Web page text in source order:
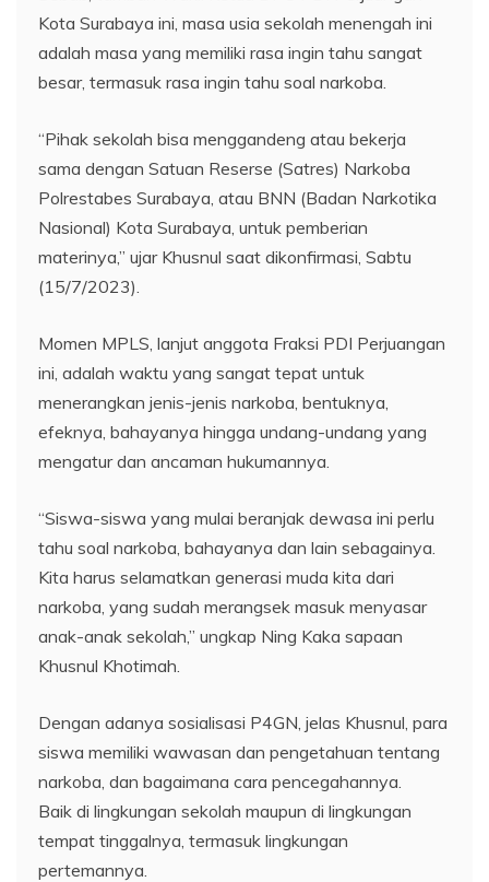
Kota Surabaya ini, masa usia sekolah menengah ini
adalah masa yang memiliki rasa ingin tahu sangat
besar, termasuk rasa ingin tahu soal narkoba.
“Pihak sekolah bisa menggandeng atau bekerja
sama dengan Satuan Reserse (Satres) Narkoba
Polrestabes Surabaya, atau BNN (Badan Narkotika
Nasional) Kota Surabaya, untuk pemberian
materinya,” ujar Khusnul saat dikonfirmasi, Sabtu
(15/7/2023).
Momen MPLS, lanjut anggota Fraksi PDI Perjuangan
ini, adalah waktu yang sangat tepat untuk
menerangkan jenis-jenis narkoba, bentuknya,
efeknya, bahayanya hingga undang-undang yang
mengatur dan ancaman hukumannya.
“Siswa-siswa yang mulai beranjak dewasa ini perlu
tahu soal narkoba, bahayanya dan lain sebagainya.
Kita harus selamatkan generasi muda kita dari
narkoba, yang sudah merangsek masuk menyasar
anak-anak sekolah,” ungkap Ning Kaka sapaan
Khusnul Khotimah.
Dengan adanya sosialisasi P4GN, jelas Khusnul, para
siswa memiliki wawasan dan pengetahuan tentang
narkoba, dan bagaimana cara pencegahannya.
Baik di lingkungan sekolah maupun di lingkungan
tempat tinggalnya, termasuk lingkungan
pertemannya.